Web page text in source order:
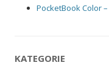
PocketBook Color
KATEGORIE